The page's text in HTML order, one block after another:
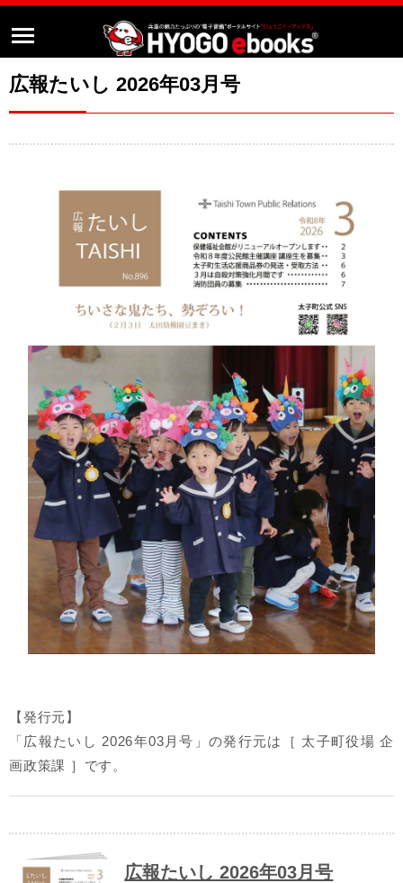
広報たいし 2026年03月号
【発行元】
「広報たいし 2026年03月号」の発行元は［ 太子町役場 企
画政策課 ］です。
広報たいし 2026年03月号